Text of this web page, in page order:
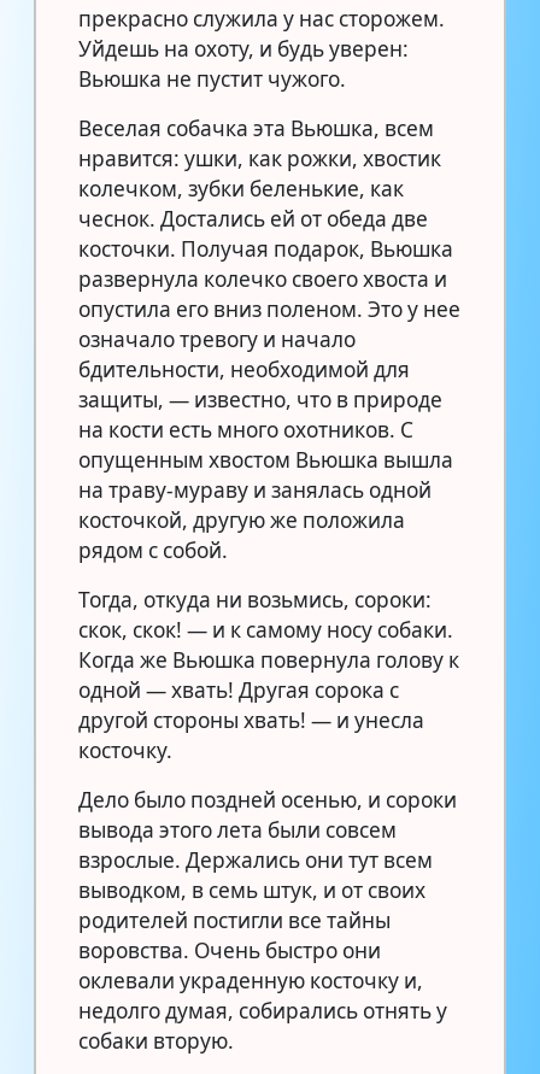
прекрасно служила у нас сторожем.
Уйдешь на охоту, и будь уверен:
Вьюшка не пустит чужого.
Веселая собачка эта Вьюшка, всем
нравится: ушки, как рожки, хвостик
колечком, зубки беленькие, как
чеснок. Достались ей от обеда две
косточки. Получая подарок, Вьюшка
развернула колечко своего хвоста и
опустила его вниз поленом. Это у нее
означало тревогу и начало
бдительности, необходимой для
защиты, — известно, что в природе
на кости есть много охотников. С
опущенным хвостом Вьюшка вышла
на траву-мураву и занялась одной
косточкой, другую же положила
рядом с собой.
Тогда, откуда ни возьмись, сороки:
скок, скок! — и к самому носу собаки.
Когда же Вьюшка повернула голову к
одной — хвать! Другая сорока с
другой стороны хвать! — и унесла
косточку.
Дело было поздней осенью, и сороки
вывода этого лета были совсем
взрослые. Держались они тут всем
выводком, в семь штук, и от своих
родителей постигли все тайны
воровства. Очень быстро они
оклевали украденную косточку и,
недолго думая, собирались отнять у
собаки вторую.